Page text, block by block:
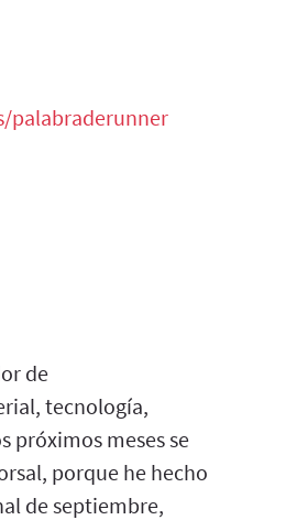
palabraderunner
de
tecnología,
próximos meses se
porque he hecho
de septiembre,